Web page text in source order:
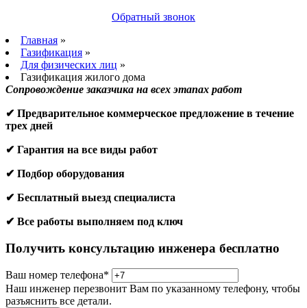
Обратный звонок
Главная »
Газификация »
Для физических лиц »
Газификация жилого дома
Сопровождение заказчика на всех этапах работ
✔ Предварительное коммерческое предложение в течение
трех дней
✔ Гарантия на все виды работ
✔ Подбор оборудования
✔ Бесплатный выезд специалиста
✔ Все работы выполняем под ключ
Получить консультацию инженера бесплатно
Ваш номер телефона*
Наш инженер перезвонит Вам по указанному телефону, чтобы
разъяснить все детали.